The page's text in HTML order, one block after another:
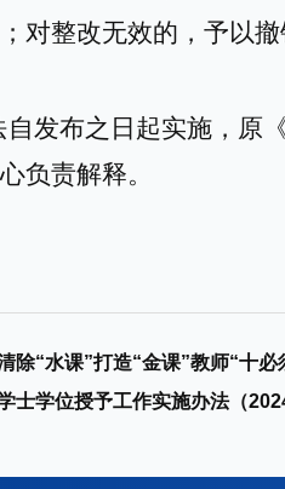
对整改无效的，予以撤
发布之日起实施， 原
负责解释。
除“水课”打造“金课”教师“十必
士学位授予工作实施办法（